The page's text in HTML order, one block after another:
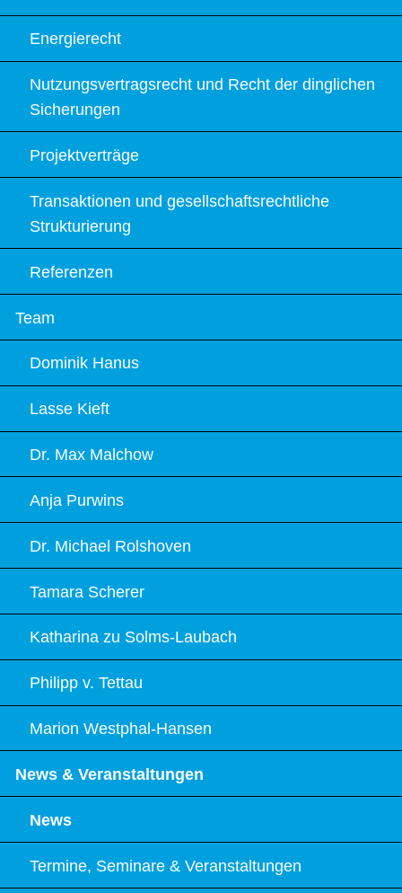
Energierecht
Nutzungsvertragsrecht und Recht der dinglichen
Sicherungen
Projektverträge
Transaktionen und gesellschaftsrechtliche
Strukturierung
Referenzen
Team
Dominik Hanus
Lasse Kieft
Dr. Max Malchow
Anja Purwins
Dr. Michael Rolshoven
Tamara Scherer
Katharina zu Solms-Laubach
Philipp v. Tettau
Marion Westphal-Hansen
News & Veranstaltungen
News
Termine, Seminare & Veranstaltungen